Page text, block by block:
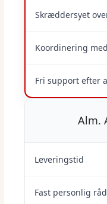
Skræddersyet
Koordinering
Fri support efter
Alm.
Leveringstid
Fast personlig